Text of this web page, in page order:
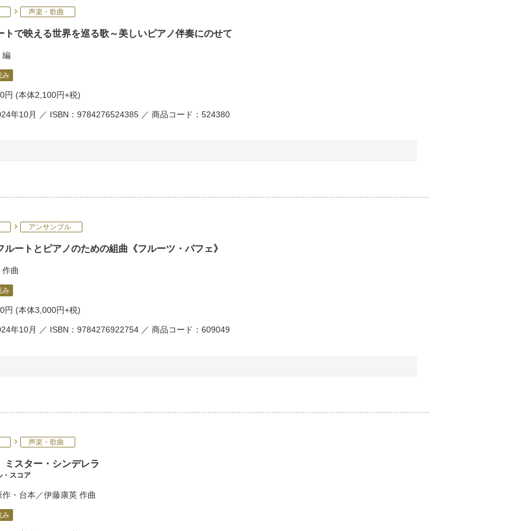
声楽・歌曲
トで映える世界を巡る歌～美しいピアノ伴奏にのせて
編
み
円 (本体2,100円+税)
年10月 ／ ISBN：9784276524385 ／ 商品コード：524380
アンサンブル
ルートとピアノのための組曲《フルーツ・パフェ》
作曲
み
円 (本体3,000円+税)
年10月 ／ ISBN：9784276922754 ／ 商品コード：609049
声楽・歌曲
スター・シンデレラ
・スコア
・台本／伊藤康英 作曲
み